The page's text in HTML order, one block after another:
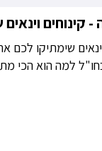
שימתיקו לכם
למה הוא הכי